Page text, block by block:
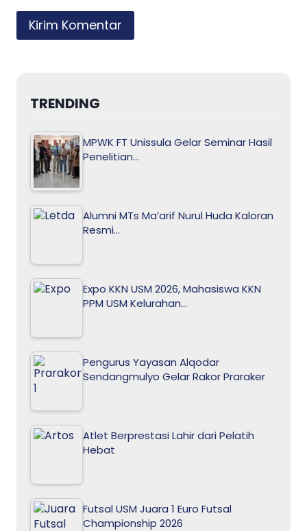
TRENDING
MPWK FT Unissula Gelar Seminar Hasil
Penelitian…
Alumni MTs Ma’arif Nurul Huda Kaloran
Resmi…
Expo KKN USM 2026, Mahasiswa KKN
PPM USM Kelurahan…
Pengurus Yayasan Alqodar
Sendangmulyo Gelar Rakor Praraker
Atlet Berprestasi Lahir dari Pelatih
Hebat
Futsal USM Juara 1 Euro Futsal
Championship 2026